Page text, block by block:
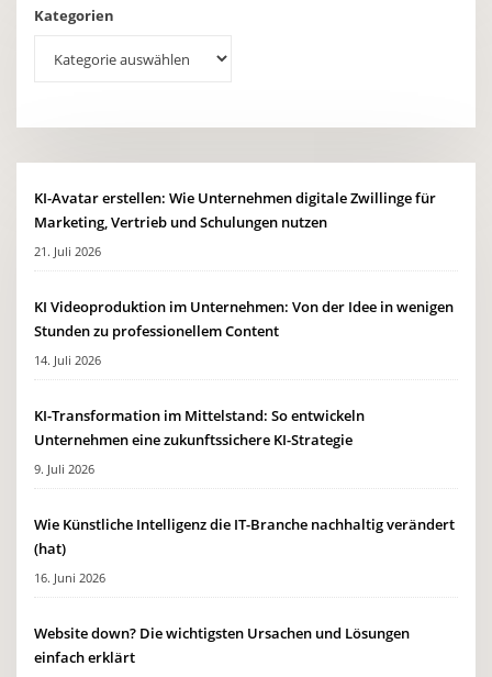
Kategorien
KI-Avatar erstellen: Wie Unternehmen digitale Zwillinge für
Marketing, Vertrieb und Schulungen nutzen
21. Juli 2026
KI Videoproduktion im Unternehmen: Von der Idee in wenigen
Stunden zu professionellem Content
14. Juli 2026
KI-Transformation im Mittelstand: So entwickeln
Unternehmen eine zukunftssichere KI-Strategie
9. Juli 2026
Wie Künstliche Intelligenz die IT-Branche nachhaltig verändert
(hat)
16. Juni 2026
Website down? Die wichtigsten Ursachen und Lösungen
einfach erklärt